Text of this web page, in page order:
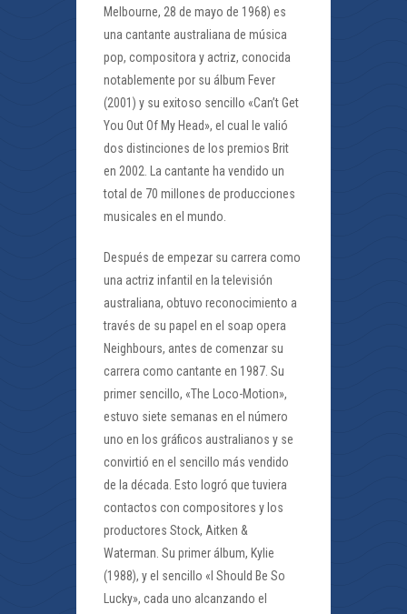
Melbourne, 28 de mayo de 1968) es
una cantante australiana de música
pop, compositora y actriz, conocida
notablemente por su álbum Fever
(2001) y su exitoso sencillo «Can’t Get
You Out Of My Head», el cual le valió
dos distinciones de los premios Brit
en 2002. La cantante ha vendido un
total de 70 millones de producciones
musicales en el mundo.
Después de empezar su carrera como
una actriz infantil en la televisión
australiana, obtuvo reconocimiento a
través de su papel en el soap opera
Neighbours, antes de comenzar su
carrera como cantante en 1987. Su
primer sencillo, «The Loco-Motion»,
estuvo siete semanas en el número
uno en los gráficos australianos y se
convirtió en el sencillo más vendido
de la década. Esto logró que tuviera
contactos con compositores y los
productores Stock, Aitken &
Waterman. Su primer álbum, Kylie
(1988), y el sencillo «I Should Be So
Lucky», cada uno alcanzando el